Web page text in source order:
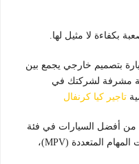
بكفاءة لا مثيل لها.
بتصميم خارجي يجمع بين
مشرفة لشركتك في
تاجير كيا كرنفال
من أفضل السيارات في فئة
“الميني فان الفاخرة” أو سيارات المهام المتعددة (MPV)،